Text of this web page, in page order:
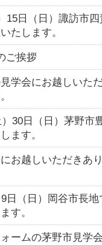
15日（日）諏訪市
たします。
ご挨拶
学会にお越しいた
30日（日）茅野市
ます。
お越しいただきあ
日（日）岡谷市長地
す。
ームの茅野市見学